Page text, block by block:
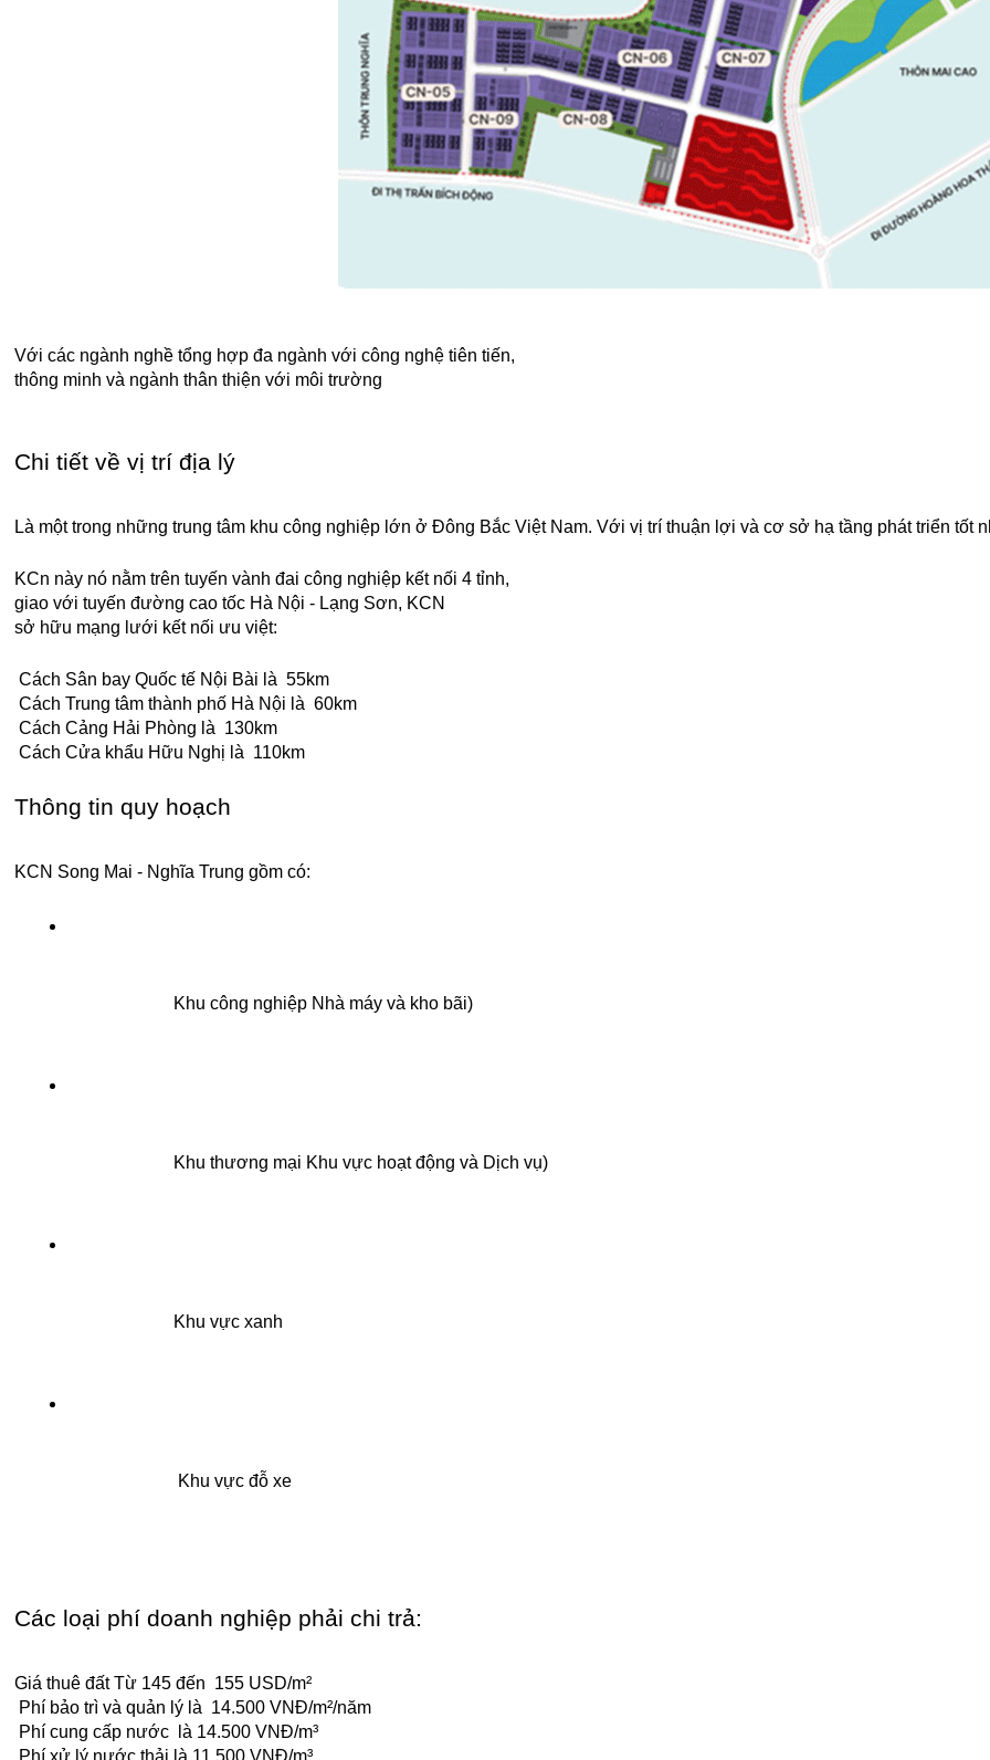
Với các ngành nghề tổng hợp đa ngành với công nghệ tiên tiến,
thông minh và ngành thân thiện với môi trường
Chi tiết về vị trí địa lý
Là một trong những trung tâm khu công nghiệp lớn ở Đông Bắc Việt Nam. Với vị trí thuận lợi và cơ sở hạ tầng phát triển tốt
KCn này nó nằm trên tuyến vành đai công nghiệp kết nối 4 tỉnh,
giao với tuyến đường cao tốc Hà Nội - Lạng Sơn, KCN
sở hữu mạng lưới kết nối ưu việt:
Cách Sân bay Quốc tế Nội Bài là 55km
Cách Trung tâm thành phố Hà Nội là 60km
Cách Cảng Hải Phòng là 130km
Cách Cửa khẩu Hữu Nghị là 110km
Thông tin quy hoạch
KCN Song Mai - Nghĩa Trung gồm có:
Khu công nghiệp Nhà máy và kho bãi)
Khu thương mại Khu vực hoạt động và Dịch vụ)
Khu vực xanh
Khu vực đỗ xe
Các loại phí doanh nghiệp phải chi trả:
Giá thuê đất Từ 145 đến 155 USD/m²
Phí bảo trì và quản lý là 14.500 VNĐ/m²/năm
Phí cung cấp nước là 14.500 VNĐ/m³
Phí xử lý nước thải là 11.500 VNĐ/m³